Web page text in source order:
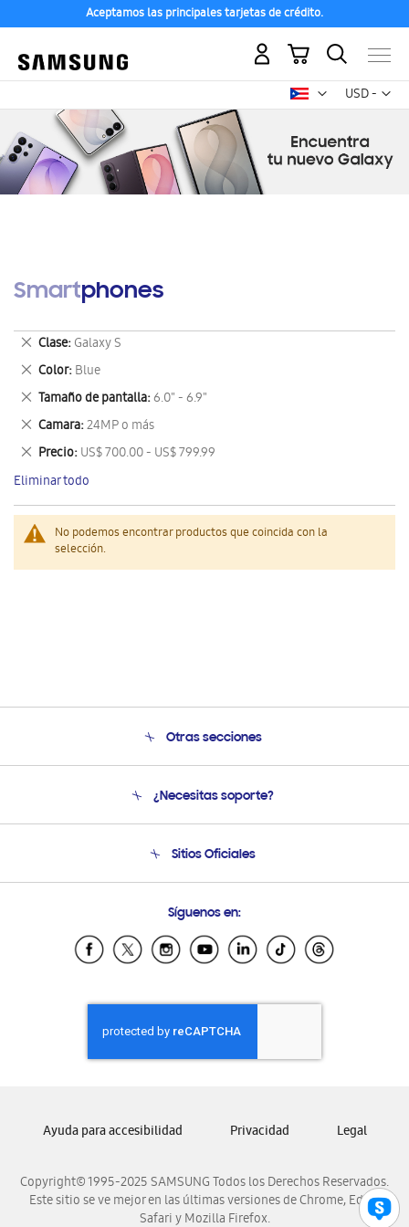
Aceptamos las principales tarjetas de crédito.
USD -
dólar
Mi carrito
Smartphones
No podemos encontrar productos que coincida con la
selección.
Clase Galaxy S
Eliminar
este
artículo
Color Blue
Eliminar
este
artículo
Tamaño de pantalla 6.0" - 6.9"
Eliminar
este
artículo
Camara 24MP o más
Eliminar
este
artículo
Precio US$ 700.00 - US$ 799.99
Eliminar
este
artículo
Eliminar todo
Otras secciones
Soporte
Condiciones de Compra
¿Necesitas soporte?
Soporte vía eMail
Sitios Oficiales
Samsung Ecuador
Samsung El Salvador
Samsung Honduras
Samsung Nicaragua
Samsung Panamá
Samsung Venezuela
Síguenos en:
Copyright© 1995-2025 SAMSUNG Todos los Derechos Reservados.
Este sitio se ve mejor en las últimas versiones de Chrome, Edge,
Safari y Mozilla Firefox.
Ayuda para accesibilidad Privacidad Legal